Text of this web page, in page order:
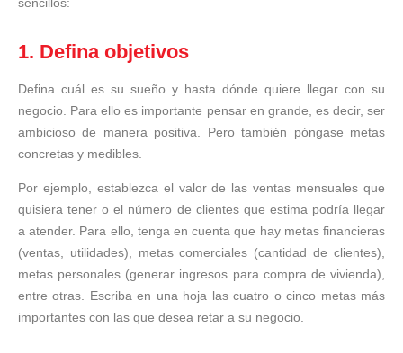
sencillos:
1. Defina objetivos
Defina cuál es su sueño y hasta dónde quiere llegar con su
negocio. Para ello es importante pensar en grande, es decir, ser
ambicioso de manera positiva. Pero también póngase metas
concretas y medibles.
Por ejemplo, establezca el valor de las ventas mensuales que
quisiera tener o el número de clientes que estima podría llegar
a atender. Para ello, tenga en cuenta que hay metas financieras
(ventas, utilidades), metas comerciales (cantidad de clientes),
metas personales (generar ingresos para compra de vivienda),
entre otras. Escriba en una hoja las cuatro o cinco metas más
importantes con las que desea retar a su negocio.